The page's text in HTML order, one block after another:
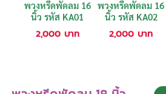
พวงหรีดพัดลม 16
นิ้ว รหัส KA01
2,000 บาท
พวงหรีดพัดลม 16
นิ้ว รหัส KA02
2,000 บาท